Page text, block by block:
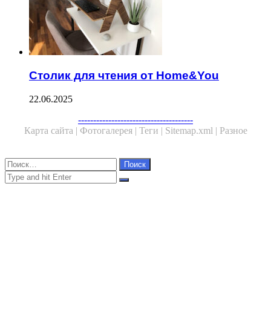
Столик для чтения от Home&You
22.06.2025
--------------------------------------
Карта сайта | Фотогалерея | Теги | Sitemap.xml | Разное
Close
Найти:
Close
Search